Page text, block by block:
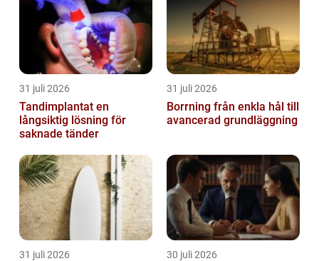
ut...
31 juli 2026
Tandimplantat en
långsiktig lösning för
saknade tänder
31 juli 2026
Borrning från enkla hål till
avancerad grundläggning
31 juli 2026 30 juli 2026